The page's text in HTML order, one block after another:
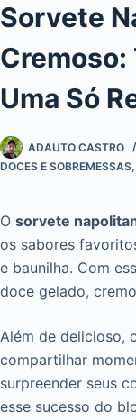
Sorvete
Cremoso:
Uma Só
ADAUTO CASTRO
DOCES E SOBREMESSAS,
O sorvete
os sabores
e baunilha. Com
doce gelado,
Além de delicioso,
compartilhar
surpreender seus
esse sucesso do